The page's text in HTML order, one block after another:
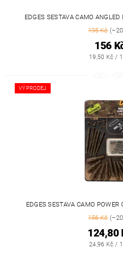
EDGES SESTAVA CAMO
195 Kč(–20
156
19,50 Kč /
VÝPRODEJ
EDGES SESTAVA CAMO
156 Kč(–20
124,80
24,96 Kč /